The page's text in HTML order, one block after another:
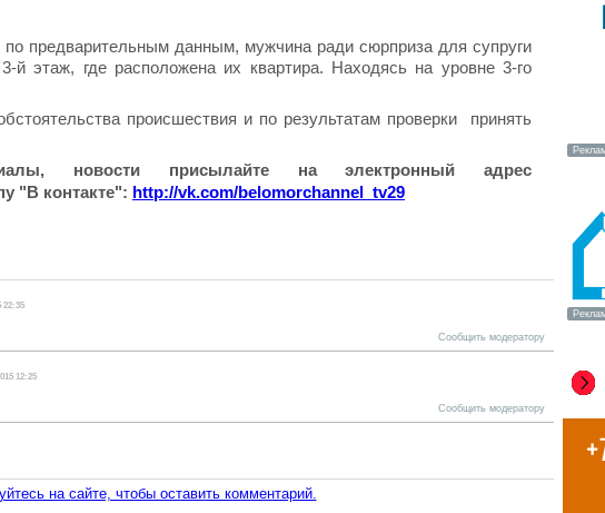
предварительным данным, мужчина ради сюрприза для супруги
й этаж, где расположена их квартира. Находясь на уровне 3-го
происшествия и по результатам проверки принять
новости присылайте на электронный адрес
"В контакте": http://vk.com/belomorchannel_tv29
22:35
Сообщить модератору
12:25
Сообщить модератору
на сайте, чтобы оставить комментарий.